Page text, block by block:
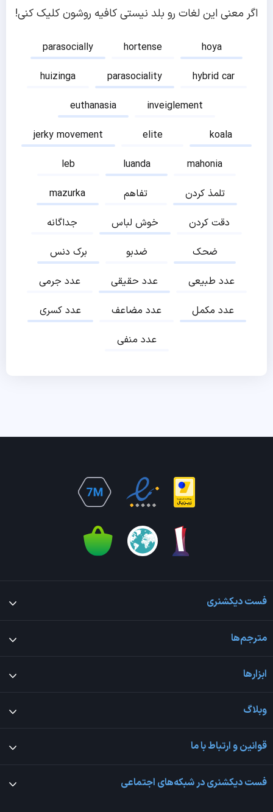
اگر معنی این لغات رو بلد نیستی کافیه روشون کلیک کنی!
parasocially hortense
hoya
huizinga
parasociality
hybrid car
euthanasia
inveiglement
jerky movement
elite
koala
leb
luanda
mahonia
mazurka
تفاهم
تلمذ کردن
جداگانه
خوش لباس
دقت کردن
برک دنس
ضدبو
ضحک
عدد جرمی
عدد حقیقی
عدد طبیعی
عدد کسری
عدد مضاعف
عدد مکمل
عدد منفی
فست دیکشنری
مترجم‌ها
ابزارها
وبلاگ
قوانین و ارتباط با ما
فست دیکشنری در شبکه‌های اجتماعی